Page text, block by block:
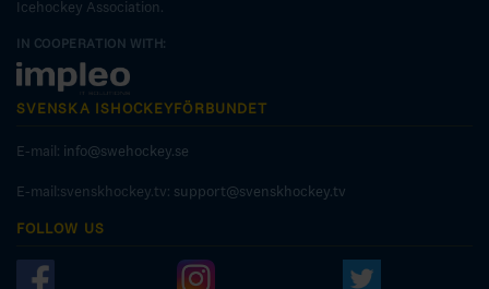
Icehockey Association.
IN COOPERATION WITH:
SVENSKA ISHOCKEYFÖRBUNDET
E-mail: info@swehockey.se
E-mail:svenskhockey.tv: support@svenskhockey.tv
FOLLOW US